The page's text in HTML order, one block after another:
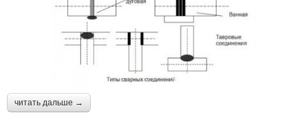
читать дальше →